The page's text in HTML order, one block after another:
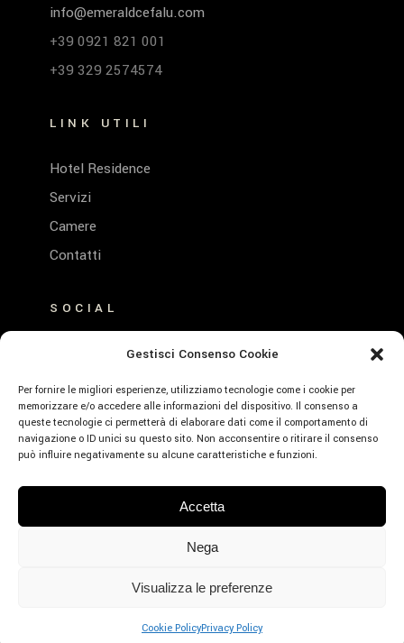
Gestisci Consenso Cookie
Per fornire le migliori esperienze, utilizziamo tecnologie come i cookie per
memorizzare e/o accedere alle informazioni del dispositivo. Il consenso a
queste tecnologie ci permetterà di elaborare dati come il comportamento di
navigazione o ID unici su questo sito. Non acconsentire o ritirare il consenso
può influire negativamente su alcune caratteristiche e funzioni.
Accetta
Nega
Visualizza le preferenze
Cookie PolicyPrivacy Policy
PRENOTA
info@emeraldcefalu.com
+39 0921 821 001
+39 329 2574574
LINK UTILI
Hotel Residence
Servizi
Camere
Contatti
SOCIAL
© Emerald Hotel Residence Cefalù – P.Iva:
CIN: IT082027A1K593RXJE – Designed by
Webvox.it